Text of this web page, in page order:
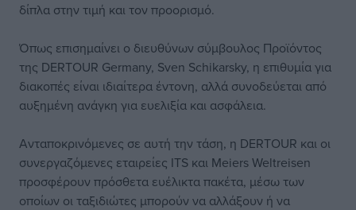
δίπλα στην τιμή και τον προορισμό.
Όπως επισημαίνει ο διευθύνων σύμβουλος Προϊόντος
της DERTOUR Germany, Sven Schikarsky, η επιθυμία για
διακοπές είναι ιδιαίτερα έντονη, αλλά συνοδεύεται από
αυξημένη ανάγκη για ευελιξία και ασφάλεια.
Ανταποκρινόμενες σε αυτή την τάση, η DERTOUR και οι
συνεργαζόμενες εταιρείες ITS και Meiers Weltreisen
προσφέρουν πρόσθετα ευέλικτα πακέτα, μέσω των
οποίων οι ταξιδιώτες μπορούν να αλλάξουν ή να